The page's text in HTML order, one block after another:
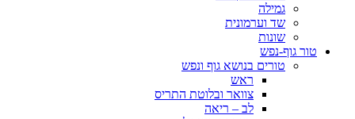
גמילה
שד וערמונית
שונות
טור גוף-נפש
טורים בנושא גוף ונפש
ראש
צוואר ובלוטת התריס
לב – ריאה